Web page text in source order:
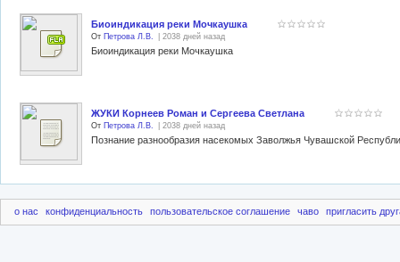
Биоиндикация реки Мочкаушка
От Петрова Л.В. | 2038 дней назад
Биоиндикация реки Мочкаушка
ЖУКИ Корнеев Роман и Сергеева Светлана
От Петрова Л.В. | 2038 дней назад
Познание разнообразия насекомых Заволжья Чувашской
о нас конфиденциальность пользовательское соглашение чаво пригласить